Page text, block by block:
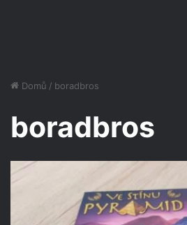
Domů / boradbros
boradbros